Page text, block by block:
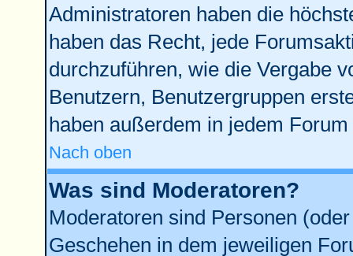
Administratoren haben die
haben das Recht, jede
durchzuführen, wie die Vergabe
Benutzern, Benutzergruppen
haben außerdem in jedem
Nach oben
Was sind Moderatoren?
Moderatoren sind Personen
Geschehen in dem jeweiligen